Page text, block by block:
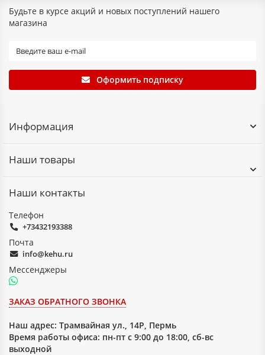
конкретные задачи производства. Листовой поделочный
текстолит хорошо поддаётся всем видам механической
зависимости от назначения изделия — параметры уточняйте
у менеджеров при подборе материала.
более низких нагрузках. В случаях, когда требуются
оптимальным выбором по соотношению цены, ресурса и
Будьте в курсе акций и новых поступлений нашего
магазина
Оформить подписку
Информация
Наши товары
Наши контакты
Телефон
+73432193388
Почта
info@kehu.ru
Мессенджеры
ЗАКАЗ ОБРАТНОГО ЗВОНКА
Наш адрес: Трамвайная ул., 14Р, Пермь
Время работы офиса: пн-пт с 9:00 до 18:00, сб-вс
выходной